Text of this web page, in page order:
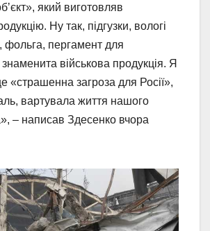
який виготовляв
Ну так, підгузки, вологі
фольга, пергамент для
військова продукція. Я
«страшенна загроза для Росії»,
вартувала життя нашого
– написав Здесенко вчора